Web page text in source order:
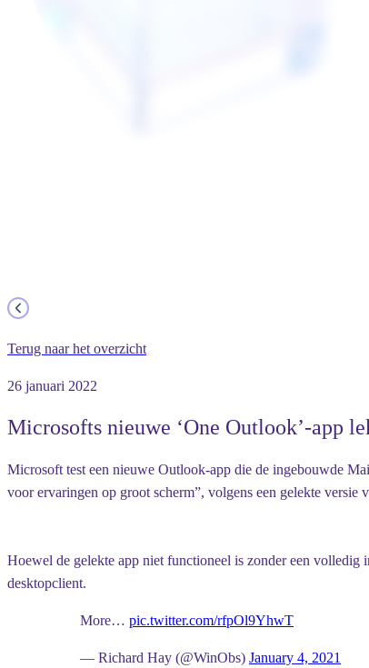
Terug naar het overzicht
26 januari 2022
Microsofts nieuwe ‘One Outlook’-app
Microsoft test een nieuwe Outlook-app die de ingebouwde
voor ervaringen op groot scherm”, volgens een gelekte versie
Hoewel de gelekte app niet functioneel is zonder een
desktopclient.
More… pic.twitter.com/rfpOl9YhwT
— Richard Hay (@WinObs) January 4, 2021